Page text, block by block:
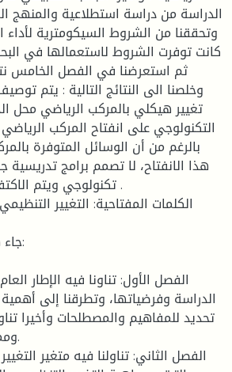
الدراسة من دراسة استطلاعية والمنهج
وتحققنا من الشروط السيكومترية لأداء
ثم استعرضنا في الفصل الخامس
وخلصنا الى النتائج التالية : يتم
تغيير هيكلي بالمركب الرياضي محل
التكنولوجي على انفتاح المركب
بالرغم من أن الوسائل المتوفرة
هذا الانفتاح، لا تصمم برامج
تكنولوجي ويتم
الكلمات المفتاحية: التغيير
الفصل الأول: تناونا فيه الإطار
الدراسة وفرضياتها، وتطرقنا إلى
تحديد للمفاهيم والمصطلحات وأخيرا
الفصل الثاني: تناولنا فيه متغير